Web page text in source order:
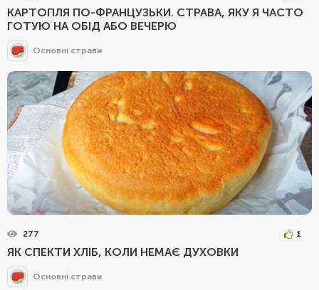
КАРТОПЛЯ ПО-ФРАНЦУЗЬКИ. СТРАВА, ЯКУ Я ЧАСТО
ГОТУЮ НА ОБІД АБО ВЕЧЕРЮ
Основні страви
277 1
ЯК СПЕКТИ ХЛІБ, КОЛИ НЕМАЄ ДУХОВКИ
Основні страви